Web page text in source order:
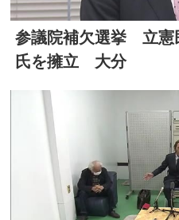
参議院補欠選挙 立憲
氏を擁立 大分